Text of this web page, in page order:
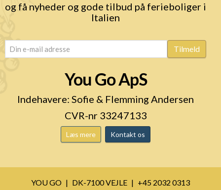
og få nyheder og gode tilbud på ferieboliger i
Italien
email (Påkrævet) Tilmeld
You Go ApS
Indehavere: Sofie & Flemming Andersen
CVR-nr 33247133
Læs mere Kontakt os
YOU GO DK-7100 VEJLE
+45 2032 0313